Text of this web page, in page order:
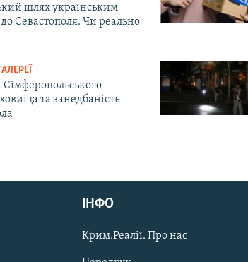
шлях українським
Севастополя. Чи реально
Сімферопольського
та занедбаність
ІНФО
Крим.Реалії. Про нас